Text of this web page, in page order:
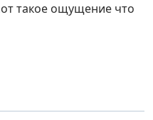
такое ощущение что